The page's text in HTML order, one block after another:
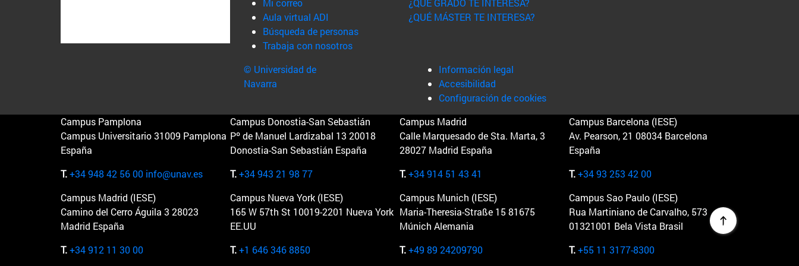
Mi correo
Aula virtual ADI (abre en nueva ventana)
Búsqueda de personas(abre en nueva ventana)
Trabaja con nosotros(abre en nueva ventana)
¿QUÉ GRADO TE INTERESA?
¿QUÉ MÁSTER TE INTERESA?
© Universidad de
Navarra
Información legal
Accesibilidad
Configuración de cookies
Campus Pamplona
Campus Universitario 31009 Pamplona
España
T.+34 948 42 56 00 info@unav.es
Campus Donostia-San Sebastián
Pº de Manuel Lardizabal 13 20018
Donostia-San Sebastián España
T.+34 943 21 98 77
Campus Madrid
Calle Marquesado de Sta. Marta, 3
28027 Madrid España
T.+34 914 51 43 41
Campus Barcelona (IESE)
Av. Pearson, 21 08034 Barcelona
España
T.+34 93 253 42 00
Campus Madrid (IESE)
Camino del Cerro Águila 3 28023
Madrid España
T.+34 912 11 30 00
Campus Nueva York (IESE)
165 W 57th St 10019-2201 Nueva York
EE.UU
T.+1 646 346 8850
Campus Munich (IESE)
Maria-Theresia-Straße 15 81675
Múnich Alemania
T.+49 89 24209790
Campus Sao Paulo (IESE)
Rua Martiniano de Carvalho, 573
01321001 Bela Vista Brasil
T.+55 11 3177-8300